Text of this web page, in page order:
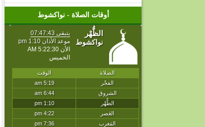
أوقات الصلاة - نواكشوط